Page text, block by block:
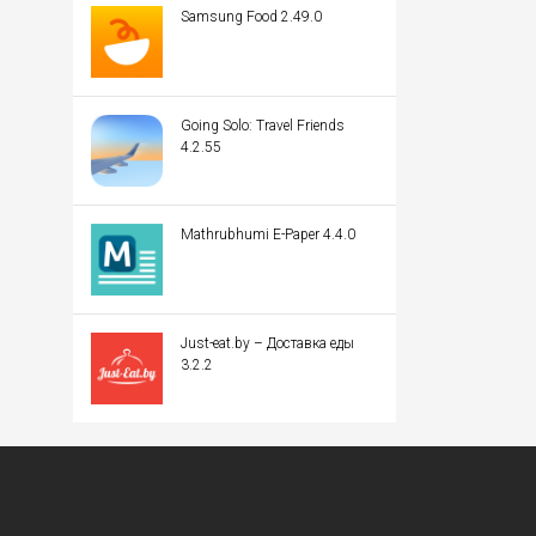
Samsung Food 2.49.0
Going Solo: Travel Friends
4.2.55
Mathrubhumi E-Paper 4.4.0
Just-eat.by – Доставка еды
3.2.2